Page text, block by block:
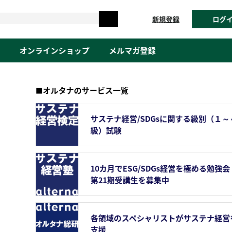
新規登録 ログ
オンラインショップ メルマガ登録
■オルタナのサービス一覧
サステナ経営/SDGsに関する級別（１～
級）試験
10カ月でESG/SDGs経営を極める勉強
第21期受講生を募集中
各領域のスペシャリストがサステナ経